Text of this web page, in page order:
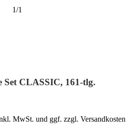
1/1
Set CLASSIC, 161-tlg.
MwSt. und ggf. zzgl. Versandkosten